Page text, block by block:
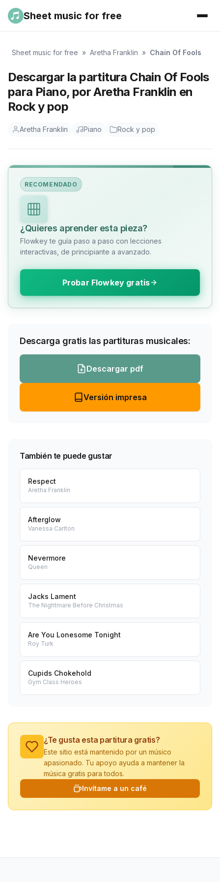
Sheet music for free
Sheet music for free » Aretha Franklin » Chain Of Fools
Descargar la partitura Chain Of Fools
para Piano, por Aretha Franklin en
Rock y pop
Aretha Franklin Piano Rock y pop
RECOMENDADO
¿Quieres aprender esta pieza?
Flowkey te guía paso a paso con lecciones
interactivas, de principiante a avanzado.
Probar Flowkey gratis
Descarga gratis las partituras musicales:
Descargar pdf
Versión impresa
También te puede gustar
Respect
Aretha Franklin
Afterglow
Vanessa Carlton
Nevermore
Queen
Jacks Lament
The Nightmare Before Christmas
Are You Lonesome Tonight
Roy Turk
Cupids Chokehold
Gym Class Heroes
¿Te gusta esta partitura gratis?
Este sitio está mantenido por un músico
apasionado. Tu apoyo ayuda a mantener la
música gratis para todos.
Invítame a un café